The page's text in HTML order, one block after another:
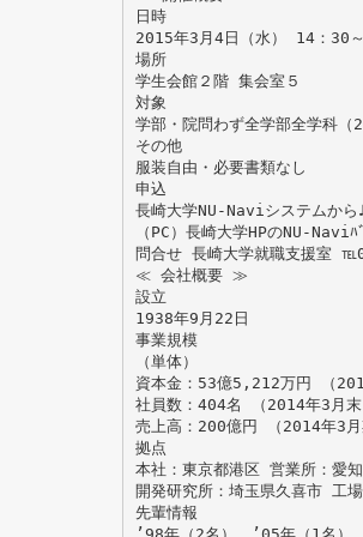
日時
2015年3月4日（水） 14：30
場所
学生会館２階 集会室５
対象
学部・院問わず全学部全学科（
その他
服装自由・必要書類なし
申込
長崎大学NU‐Naviシステムから
（PC）長崎大学HPのNU‐Navi
問合せ 長崎大学就職支援室
≪ 会社概要 ≫
設立
1938年9月22日
事業規模
（単体）
資本金：53億5,212万円 （
社員数：404名 （2014年3月末
売上高：200億円 （2014年3月
拠点
本社：東京都港区 営業所：愛
開発研究所：埼玉県久喜市 工
先輩情報
’98年（2名）、’05年（1名）